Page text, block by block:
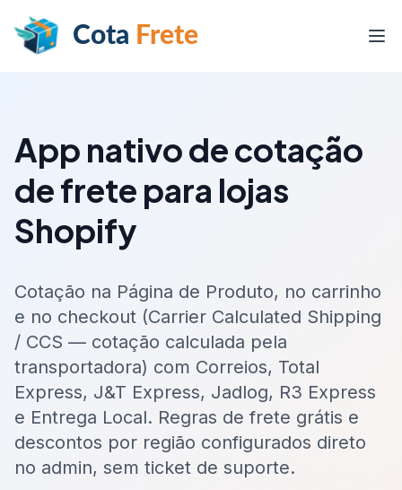
Cota Frete
App nativo de cotação
de frete para lojas
Shopify
Cotação na Página de Produto, no carrinho
e no checkout (Carrier Calculated Shipping
/ CCS — cotação calculada pela
transportadora) com Correios, Total
Express, J&T Express, Jadlog, R3 Express
e Entrega Local. Regras de frete grátis e
descontos por região configurados direto
no admin, sem ticket de suporte.